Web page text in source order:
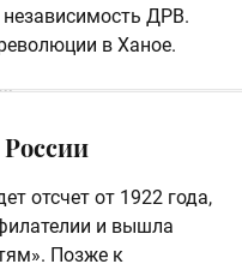
ДРВ.
в Ханое.
отсчет от 1922 года,
и вышла
Позже к